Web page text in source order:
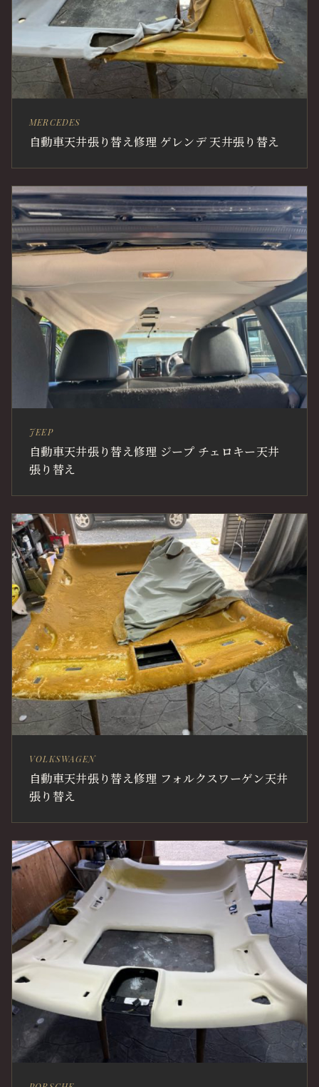
MERCEDES
自動車天井張り替え修理 ゲレンデ 天井張り替え
JEEP
自動車天井張り替え修理 ジープ チェロキー天井
張り替え
VOLKSWAGEN
自動車天井張り替え修理 フォルクスワーゲン天井
張り替え